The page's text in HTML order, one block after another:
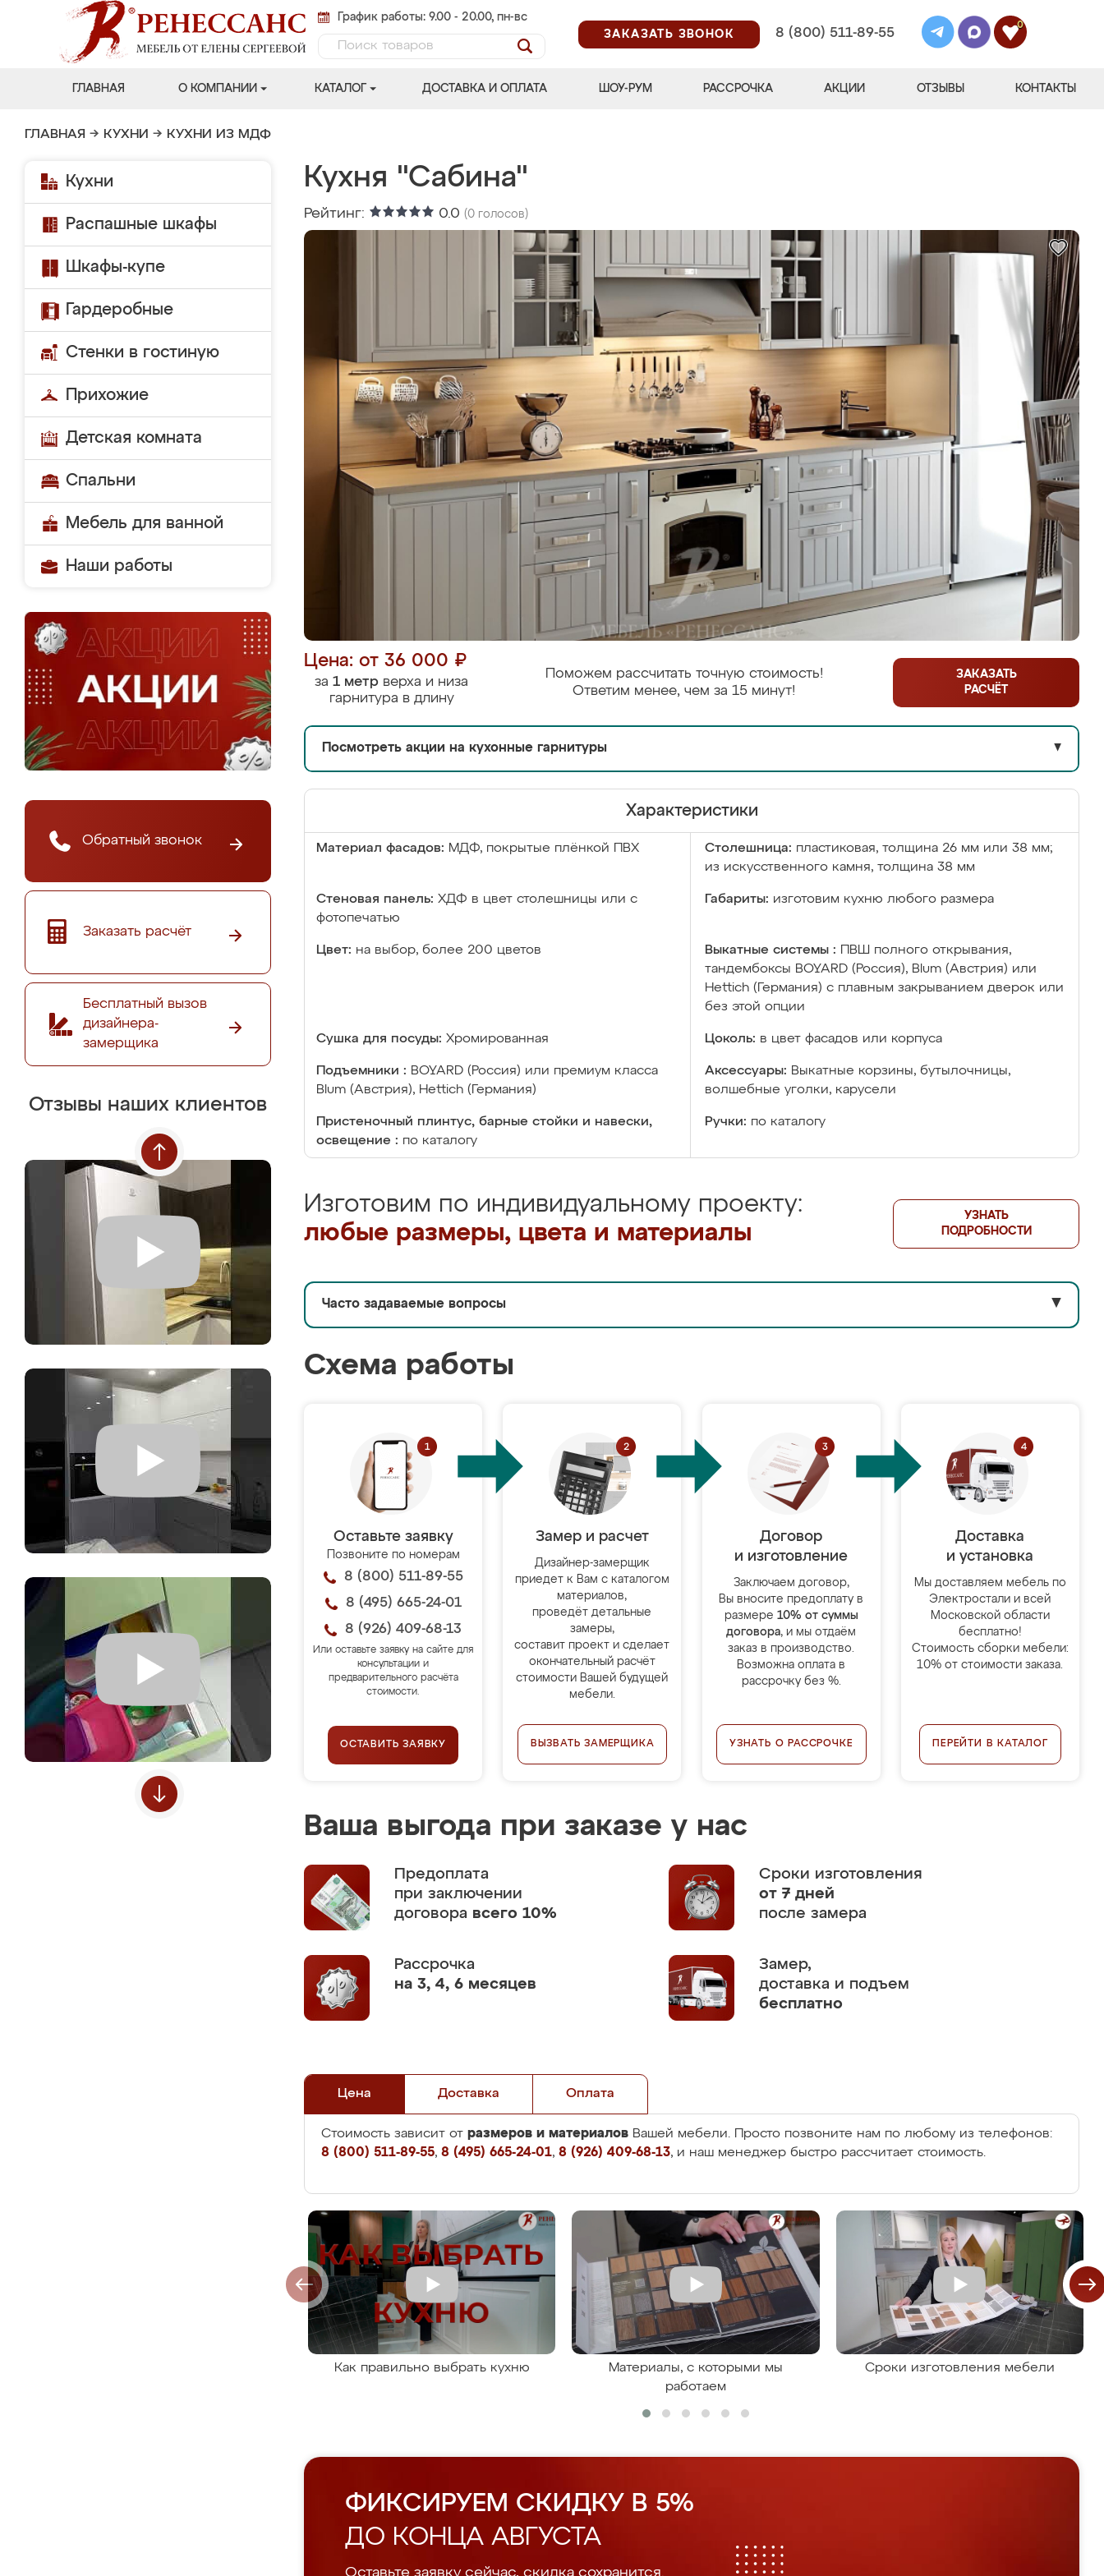
График работы: 9.00 - 20.00, пн-вс
ЗАКАЗАТЬ ЗВОНОК
8 (800) 511-89-55
0
ГЛАВНАЯ О КОМПАНИИ КАТАЛОГ ДОСТАВКА И ОПЛАТА ШОУ-РУМ РАССРОЧКА АКЦИИ ОТЗЫВЫ КОНТАКТЫ
ГЛАВНАЯ → КУХНИ → КУХНИ ИЗ МДФ
Кухни
Распашные шкафы
Шкафы-купе
Гардеробные
Стенки в гостиную
Прихожие
Детская комната
Спальни
Мебель для ванной
Наши работы
Обратный звонок
Заказать расчёт
Бесплатный вызов
дизайнера-
замерщика
Отзывы наших клиентов
Кухня "Сабина"
Рейтинг: 0.0 (0 голосов)
Цена: от 36 000 ₽
за 1 метр верха и низа
гарнитура в длину
Поможем рассчитать точную стоимость!
Ответим менее, чем за 15 минут!
ЗАКАЗАТЬ
РАСЧЁТ
Посмотреть акции на кухонные гарнитуры ▼
Характеристики
Материал фасадов: МДФ, покрытые плёнкой ПВХ Столешница: пластиковая, толщина 26 мм или 38 мм;
из искусственного камня, толщина 38 мм
Стеновая панель: ХДФ в цвет столешницы или с
фотопечатью
Габариты: изготовим кухню любого размера
Цвет: на выбор, более 200 цветов Выкатные системы :
ПВШ полного открывания,
тандембоксы BOYARD (Россия), Blum (Австрия) или
Hettich (Германия) с плавным закрыванием дверок или
без этой опции
Сушка для посуды: Хромированная Цоколь: в цвет фасадов или корпуса
Подъемники : BOYARD (Россия) или премиум класса
Blum (Австрия), Hettich (Германия)
Аксессуары: Выкатные корзины, бутылочницы,
волшебные уголки, карусели
Пристеночный плинтус, барные стойки и навески,
освещение : по каталогу
Ручки: по каталогу
Изготовим по индивидуальному проекту:
любые размеры, цвета и материалы
УЗНАТЬ
ПОДРОБНОСТИ
Часто задаваемые вопросы ▼
Схема работы
Оставьте заявку
Позвоните по номерам
8 (800) 511-89-55
8 (495) 665-24-01
8 (926) 409-68-13
Или оставьте заявку на сайте для
консультации и
предварительного расчёта
стоимости.
ОСТАВИТЬ ЗАЯВКУ
Замер и расчет
Дизайнер-замерщик
приедет к Вам с каталогом
материалов,
проведёт детальные
замеры,
составит проект и сделает
окончательный расчёт
стоимости Вашей будущей
мебели.
ВЫЗВАТЬ ЗАМЕРЩИКА
Договор
и изготовление
Заключаем договор,
Вы вносите предоплату в
размере 10% от суммы
договора, и мы отдаём
заказ в производство.
Возможна оплата в
рассрочку без %.
УЗНАТЬ О РАССРОЧКЕ
Доставка
и установка
Мы доставляем мебель по
Электростали и всей
Московской области
бесплатно!
Стоимость сборки мебели:
10% от стоимости заказа.
ПЕРЕЙТИ В КАТАЛОГ
Ваша выгода при заказе у нас
Предоплата
при заключении
договора всего 10%
Сроки изготовления
от 7 дней
после замера
Рассрочка
на 3, 4, 6 месяцев
Замер,
доставка и подъем
бесплатно
Цена Доставка Оплата
Стоимость зависит от размеров и материалов Вашей мебели. Просто позвоните нам по любому из телефонов:
8 (800) 511-89-55, 8 (495) 665-24-01, 8 (926) 409-68-13, и наш менеджер быстро рассчитает стоимость.
Как правильно выбрать кухню
Материалы, с которыми мы
работаем
Сроки изготовления мебели
ФИКСИРУЕМ СКИДКУ В 5%
ДО КОНЦА АВГУСТА
Оставьте заявку сейчас, скидка сохранится.